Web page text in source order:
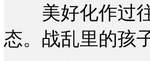
美好化作过往
态。战乱里的孩